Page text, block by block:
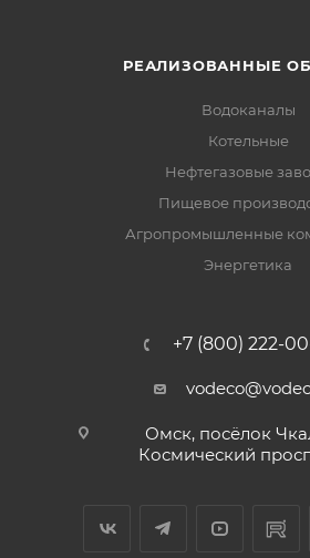
РЕАЛИЗОВАННЫЕ
Водоканалы
Котельные
Нефтегазовые
Пищевое
Агропромышленные
Энергетика
+7 (800) 222-
Омск, посёлок
Космический